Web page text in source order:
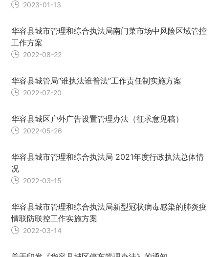
2023-01-13
华容县城市管理和综合执法局南门菜市场中风险区域管控
工作方案
2022-08-22
华容县城管局“谁执法谁普法”工作责任制实施方案
2022-07-20
华容县城区户外广告设置管理办法（征求意见稿）
2022-05-26
华容县城市管理和综合执法局 2021年度行政执法总体情
况
2022-03-15
华容县城市管理和综合执法局新型冠状病毒感染的肺炎疫
情联防联控工作实施方案
2022-03-14